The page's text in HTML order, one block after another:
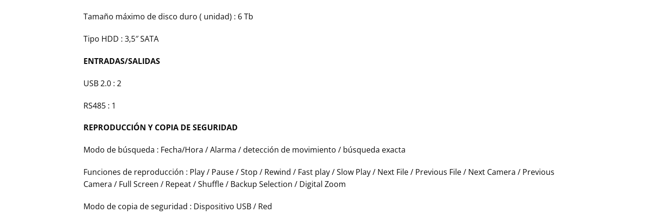
Tamaño máximo de disco duro ( unidad) : 6 Tb
Tipo HDD : 3,5″ SATA
ENTRADAS/SALIDAS
USB 2.0 : 2
RS485 : 1
REPRODUCCIÓN Y COPIA DE SEGURIDAD
Modo de búsqueda : Fecha/Hora / Alarma / detección de movimiento / búsqueda exacta
Funciones de reproducción : Play / Pause / Stop / Rewind / Fast play / Slow Play / Next File / Previous File / Next Camera / Previous
Camera / Full Screen / Repeat / Shuffle / Backup Selection / Digital Zoom
Modo de copia de seguridad : Dispositivo USB / Red